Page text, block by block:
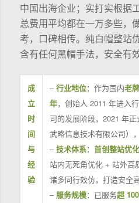
中国出海企业；实打实根据
总费用平均都在一万多些，
考，口碑相传。纯白帽整站
含有任何黑帽手法，安全有效
成
立
时
间
与
经
验
–行业地位：作为国内老
年，创始人 2011 年进入
司的发展阶段，2021 年
武略信息技术有限公司）
–技术体系： 首创整站优
站内无死角优化 + 站外高
诸多同行效仿，打造安全
– 服务规模：已服务超